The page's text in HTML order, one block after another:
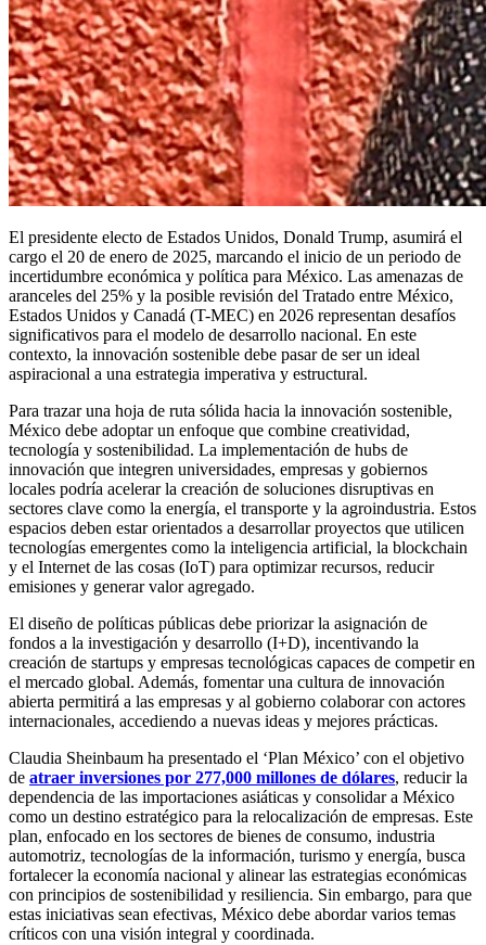
El presidente electo de Estados Unidos, Donald Trump, asumirá el
cargo el 20 de enero de 2025, marcando el inicio de un periodo de
incertidumbre económica y política para México. Las amenazas de
aranceles del 25% y la posible revisión del Tratado entre México,
Estados Unidos y Canadá (T-MEC) en 2026 representan desafíos
significativos para el modelo de desarrollo nacional. En este
contexto, la innovación sostenible debe pasar de ser un ideal
aspiracional a una estrategia imperativa y estructural.
Para trazar una hoja de ruta sólida hacia la innovación sostenible,
México debe adoptar un enfoque que combine creatividad,
tecnología y sostenibilidad. La implementación de hubs de
innovación que integren universidades, empresas y gobiernos
locales podría acelerar la creación de soluciones disruptivas en
sectores clave como la energía, el transporte y la agroindustria. Estos
espacios deben estar orientados a desarrollar proyectos que utilicen
tecnologías emergentes como la inteligencia artificial, la blockchain
y el Internet de las cosas (IoT) para optimizar recursos, reducir
emisiones y generar valor agregado.
El diseño de políticas públicas debe priorizar la asignación de
fondos a la investigación y desarrollo (I+D), incentivando la
creación de startups y empresas tecnológicas capaces de competir en
el mercado global. Además, fomentar una cultura de innovación
abierta permitirá a las empresas y al gobierno colaborar con actores
internacionales, accediendo a nuevas ideas y mejores prácticas.
Claudia Sheinbaum ha presentado el ‘Plan México’ con el objetivo
de atraer inversiones por 277,000 millones de dólares, reducir la
dependencia de las importaciones asiáticas y consolidar a México
como un destino estratégico para la relocalización de empresas. Este
plan, enfocado en los sectores de bienes de consumo, industria
automotriz, tecnologías de la información, turismo y energía, busca
fortalecer la economía nacional y alinear las estrategias económicas
con principios de sostenibilidad y resiliencia. Sin embargo, para que
estas iniciativas sean efectivas, México debe abordar varios temas
críticos con una visión integral y coordinada.